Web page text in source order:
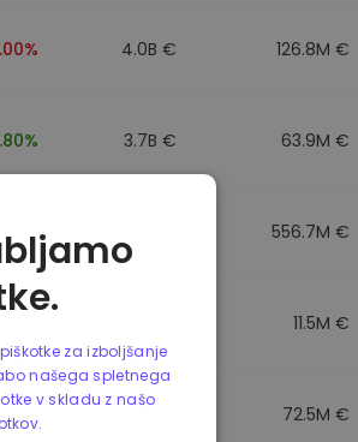
4.0B € 126.8M €
3.7B € 63.9M €
0.00% 556.7M €
11.5M €
72.5M €
za izboljšanje
našega spletnega
v skladu z našo